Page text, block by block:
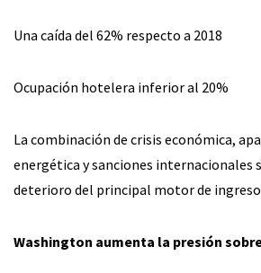
Una caída del 62% respecto a 2018
Ocupación hotelera inferior al 20%
La combinación de crisis económica,
energética y sanciones internacionales
deterioro del principal motor de
Washington aumenta la presión